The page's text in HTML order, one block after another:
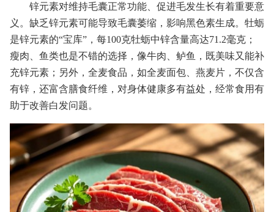
锌元素对维持毛囊正常功能、促进毛发生长有着重要意
义。缺乏锌元素可能导致毛囊萎缩，影响黑色素生成。牡蛎
是锌元素的“宝库”，每100克牡蛎中锌含量高达71.2毫克；
瘦肉、鱼类也是不错的选择，像牛肉、鲈鱼，既美味又能补
充锌元素；另外，全麦食品，如全麦面包、燕麦片，不仅含
有锌，还富含膳食纤维，对身体健康多有益处，经常食用有
助于改善白发问题。